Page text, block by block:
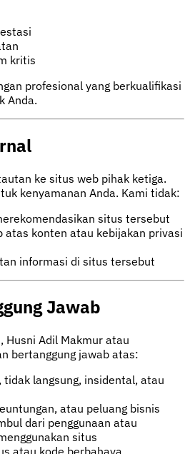
kritis
profesional yang berkualifikasi
Anda.
ke situs web pihak ketiga.
kenyamanan Anda. Kami tidak:
situs tersebut
atas konten atau kebijakan privasi
informasi di situs tersebut
Jawab
Husni Adil Makmur atau
bertanggung jawab atas:
tidak langsung, insidental, atau
atau peluang bisnis
dari penggunaan atau
situs
atau kode berbahaya